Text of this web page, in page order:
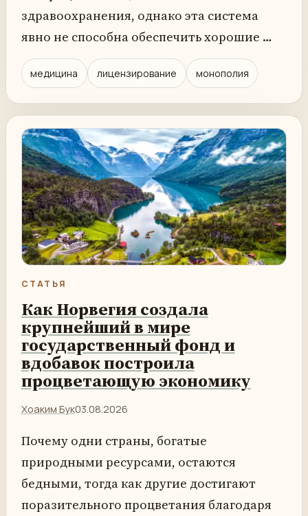
здравоохранения, однако эта система
явно не способна обеспечить хорошие …
медицина лицензирование монополия
СТАТЬЯ
Как Норвегия создала
крупнейший в мире
государственный фонд и
вдобавок построила
процветающую экономику
Хоаким Бук03.08.2026
Почему одни страны, богатые
природными ресурсами, остаются
бедными, тогда как другие достигают
поразительного процветания благодаря